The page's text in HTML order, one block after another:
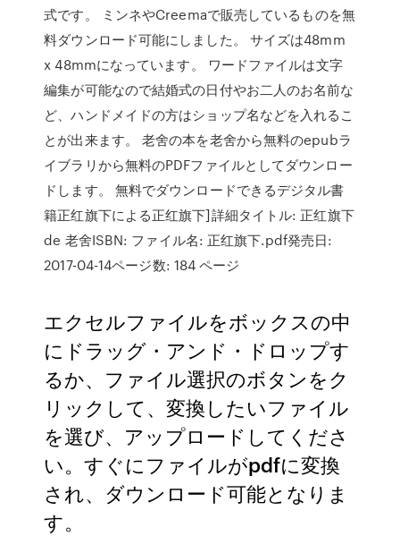
式です。 ミンネやCreemaで販売しているものを無
料ダウンロード可能にしました。 サイズは48mm
x 48mmになっています。 ワードファイルは文字
編集が可能なので結婚式の日付やお二人のお名前な
ど、ハンドメイドの方はショップ名などを入れるこ
とが出来ます。 老舍の本を老舍から無料のepubラ
イブラリから無料のPDFファイルとしてダウンロー
ドします。 無料でダウンロードできるデジタル書
籍正红旗下による正红旗下]詳細タイトル: 正红旗下
de 老舍ISBN: ファイル名: 正红旗下.pdf発売日:
2017-04-14ページ数: 184 ページ
エクセルファイルをボックスの中
にドラッグ・アンド・ドロップす
るか、ファイル選択のボタンをク
リックして、変換したいファイル
を選び、アップロードしてくださ
い。すぐにファイルがpdfに変換
され、ダウンロード可能となりま
す。